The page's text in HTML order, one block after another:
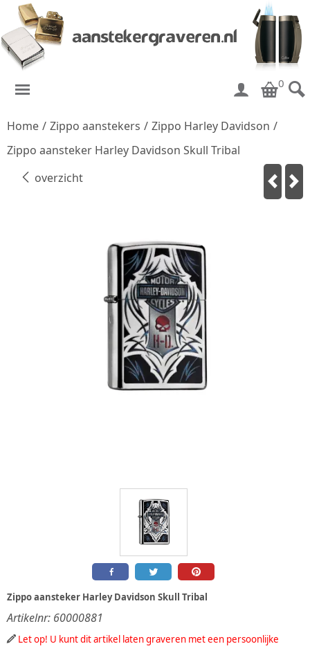
0
Home / Zippo aanstekers / Zippo Harley Davidson /
Zippo aansteker Harley Davidson Skull Tribal
overzicht
Zippo aansteker Harley Davidson Skull Tribal
Artikelnr: 60000881
Let op! U kunt dit artikel laten graveren met een persoonlijke